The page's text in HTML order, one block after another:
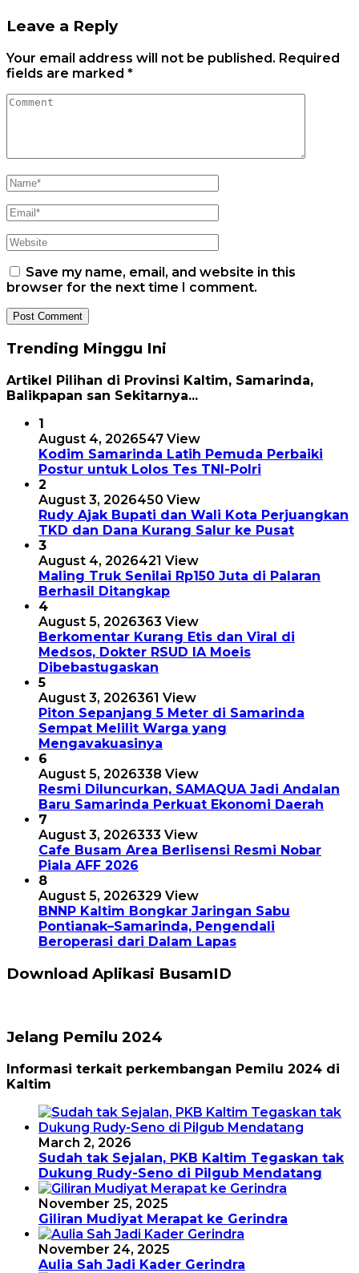
Leave a Reply
Your email address will not be published. Required
fields are marked *
Save my name, email, and website in this
browser for the next time I comment.
Trending Minggu Ini
Artikel Pilihan di Provinsi Kaltim, Samarinda,
Balikpapan san Sekitarnya...
1
August 4, 2026547 View
Kodim Samarinda Latih Pemuda Perbaiki
Postur untuk Lolos Tes TNI-Polri
2
August 3, 2026450 View
Rudy Ajak Bupati dan Wali Kota Perjuangkan
TKD dan Dana Kurang Salur ke Pusat
3
August 4, 2026421 View
Maling Truk Senilai Rp150 Juta di Palaran
Berhasil Ditangkap
4
August 5, 2026363 View
Berkomentar Kurang Etis dan Viral di
Medsos, Dokter RSUD IA Moeis
Dibebastugaskan
5
August 3, 2026361 View
Piton Sepanjang 5 Meter di Samarinda
Sempat Melilit Warga yang
Mengavakuasinya
6
August 5, 2026338 View
Resmi Diluncurkan, SAMAQUA Jadi Andalan
Baru Samarinda Perkuat Ekonomi Daerah
7
August 3, 2026333 View
Cafe Busam Area Berlisensi Resmi Nobar
Piala AFF 2026
8
August 5, 2026329 View
BNNP Kaltim Bongkar Jaringan Sabu
Pontianak–Samarinda, Pengendali
Beroperasi dari Dalam Lapas
Download Aplikasi BusamID
Jelang Pemilu 2024
Informasi terkait perkembangan Pemilu 2024 di
Kaltim
March 2, 2026
Sudah tak Sejalan, PKB Kaltim Tegaskan tak
Dukung Rudy-Seno di Pilgub Mendatang
November 25, 2025
Giliran Mudiyat Merapat ke Gerindra
November 24, 2025
Aulia Sah Jadi Kader Gerindra